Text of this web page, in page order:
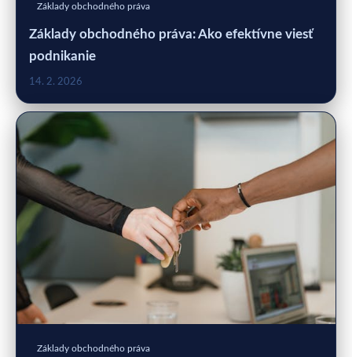
Základy obchodného práva
Základy obchodného práva: Ako efektívne viesť
podnikanie
14. 2. 2026
Základy obchodného práva